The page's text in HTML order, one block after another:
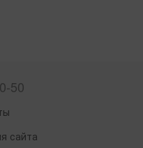
50
сайта